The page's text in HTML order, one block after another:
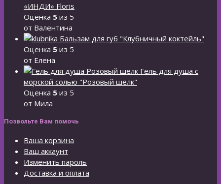
«ИНДИ» Floris
Оценка 5 из 5
от Валентина
Бальзам для губ "Клубничный коктейль"
Оценка 5 из 5
от Елена
Гель для душа с
морской солью "Розовый шелк"
Оценка 5 из 5
от Мила
Позвольте Вам помочь
Ваша корзина
Ваш аккаунт
Изменить пароль
Доставка и оплата